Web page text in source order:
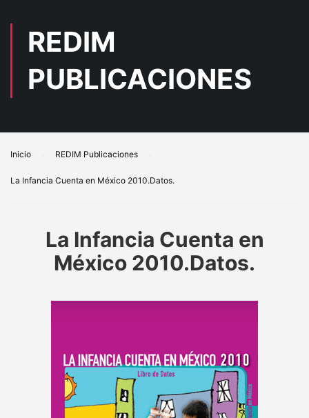
REDIM
PUBLICACIONES
Inicio REDIM Publicaciones
La Infancia Cuenta en México 2010.Datos.
La Infancia Cuenta en
México 2010.Datos.